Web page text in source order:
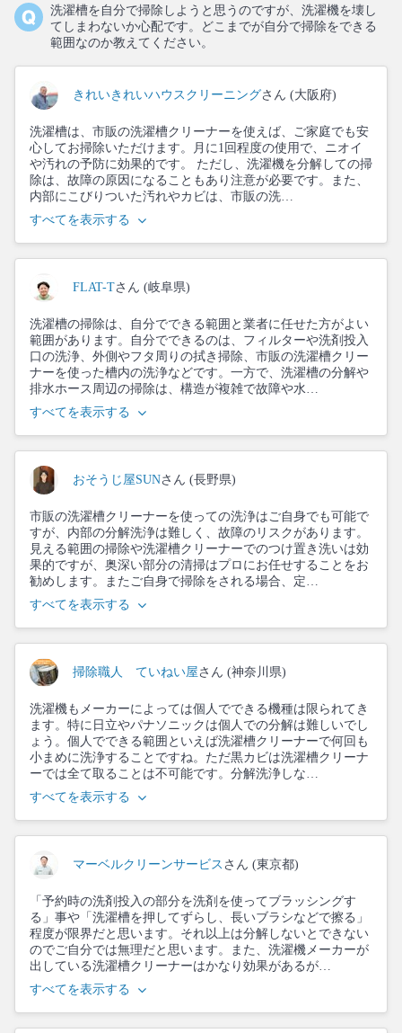
洗濯槽を自分で掃除しようと思うのですが、洗濯機を壊し
てしまわないか心配です。どこまでが自分で掃除をできる
範囲なのか教えてください。
きれいきれいハウスクリーニングさん (大阪府)
洗濯槽は、市販の洗濯槽クリーナーを使えば、ご家庭でも安
心してお掃除いただけます。月に1回程度の使用で、ニオイ
や汚れの予防に効果的です。 ただし、洗濯機を分解しての掃
除は、故障の原因になることもあり注意が必要です。また、
内部にこびりついた汚れやカビは、市販の洗…
すべてを表示する
FLAT-Tさん (岐阜県)
洗濯槽の掃除は、自分でできる範囲と業者に任せた方がよい
範囲があります。自分でできるのは、フィルターや洗剤投入
口の洗浄、外側やフタ周りの拭き掃除、市販の洗濯槽クリー
ナーを使った槽内の洗浄などです。一方で、洗濯槽の分解や
排水ホース周辺の掃除は、構造が複雑で故障や水…
すべてを表示する
おそうじ屋SUNさん (長野県)
市販の洗濯槽クリーナーを使っての洗浄はご自身でも可能で
すが、内部の分解洗浄は難しく、故障のリスクがあります。
見える範囲の掃除や洗濯槽クリーナーでのつけ置き洗いは効
果的ですが、奥深い部分の清掃はプロにお任せすることをお
勧めします。またご自身で掃除をされる場合、定…
すべてを表示する
掃除職人 ていねい屋 さん (神奈川県)
洗濯機もメーカーによっては個人でできる機種は限られてき
ます。特に日立やパナソニックは個人での分解は難しいでし
ょう。個人でできる範囲といえば洗濯槽クリーナーで何回も
小まめに洗浄することですね。ただ黒カビは洗濯槽クリーナ
ーでは全て取ることは不可能です。分解洗浄しな…
すべてを表示する
マーベルクリーンサービス さん (東京都)
「予約時の洗剤投入の部分を洗剤を使ってブラッシングす
る」事や「洗濯槽を押してずらし、長いブラシなどで擦る」
程度が限界だと思います。それ以上は分解しないとできない
のでご自分では無理だと思います。また、洗濯機メーカーが
出している洗濯槽クリーナーはかなり効果があるが…
すべてを表示する